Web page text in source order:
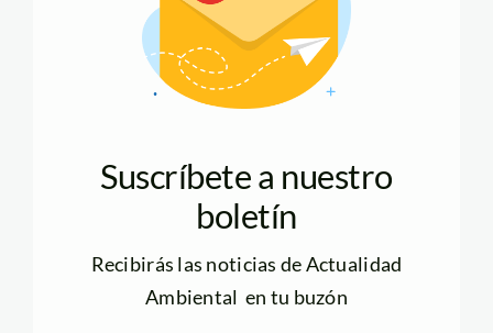
Suscríbete a nuestro
boletín
Recibirás las noticias de Actualidad
Ambiental en tu buzón